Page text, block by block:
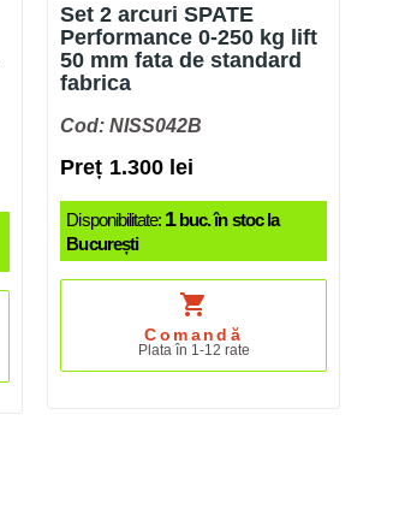
Set 2 arcuri SPATE
Performance 0-250 kg lift
50 mm fata de standard
fabrica
Cod: NISS042B
Preț 1.300 lei
Disponibilitate: 1buc. în stoc la
București
shopping_cart
Comandă
Plata în 1-12 rate